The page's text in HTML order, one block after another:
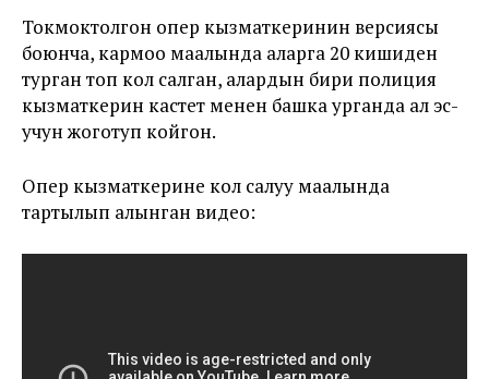
Токмоктолгон опер кызматкеринин версиясы
боюнча, кармоо маалында аларга 20 кишиден
турган топ кол салган, алардын бири полиция
кызматкерин кастет менен башка урганда ал эс-
учун жоготуп койгон.
Опер кызматкерине кол салуу маалында
тартылып алынган видео: